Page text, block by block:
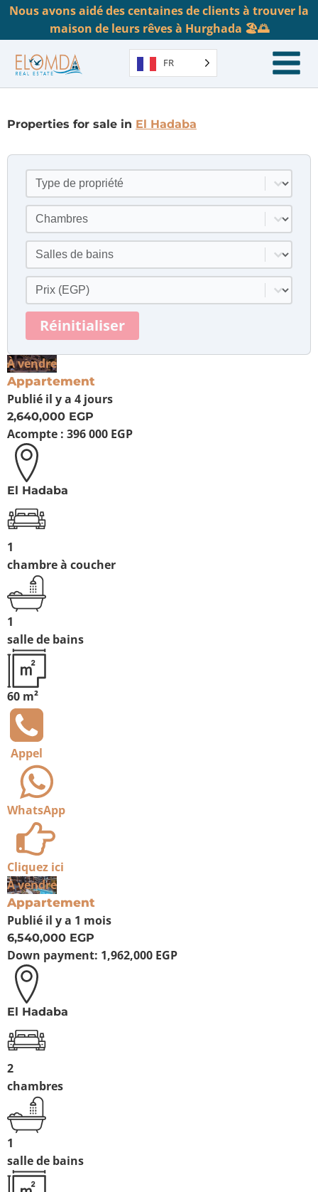
Nous avons aidé des centaines de clients à trouver la
maison de leurs rêves à Hurghada 🏖️🌅
FR
Properties for sale in El Hadaba
Type de propriété
Sélectionner le contenu
Chambres
Sélectionner le contenu
Salles de bains
Sélectionner le contenu
Prix
Sélectionner le contenu
Réinitialiser
À vendre
Appartement
Publié il y a 4 jours
2,640,000 EGP
Acompte : 396 000 EGP
El Hadaba
1
chambre à coucher
1
salle de bains
60 m²
Appel
WhatsApp
Cliquez ici
À vendre
Appartement
Publié il y a 1 mois
6,540,000 EGP
Down payment: 1,962,000 EGP
El Hadaba
2
chambres
1
salle de bains